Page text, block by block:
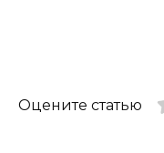
Оцените статью